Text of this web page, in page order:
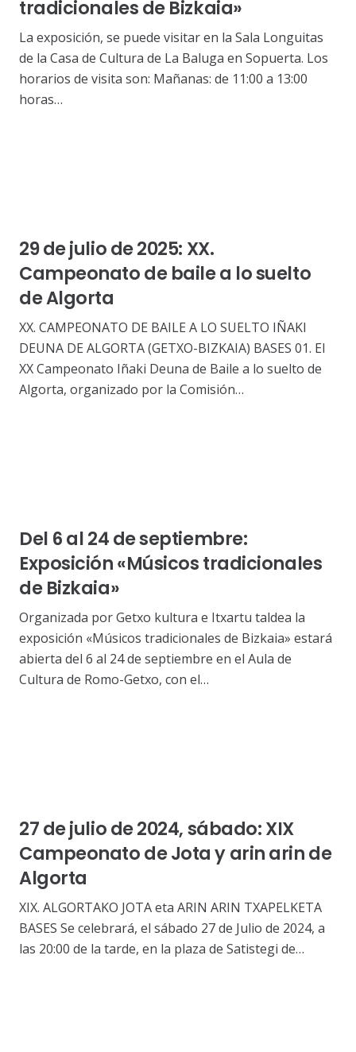
tradicionales de Bizkaia»
La exposición, se puede visitar en la Sala Longuitas
de la Casa de Cultura de La Baluga en Sopuerta. Los
horarios de visita son: Mañanas: de 11:00 a 13:00
horas…
29 de julio de 2025: XX.
Campeonato de baile a lo suelto
de Algorta
XX. CAMPEONATO DE BAILE A LO SUELTO IÑAKI
DEUNA DE ALGORTA (GETXO-BIZKAIA) BASES 01. El
XX Campeonato Iñaki Deuna de Baile a lo suelto de
Algorta, organizado por la Comisión…
Del 6 al 24 de septiembre:
Exposición «Músicos tradicionales
de Bizkaia»
Organizada por Getxo kultura e Itxartu taldea la
exposición «Músicos tradicionales de Bizkaia» estará
abierta del 6 al 24 de septiembre en el Aula de
Cultura de Romo-Getxo, con el…
27 de julio de 2024, sábado: XIX
Campeonato de Jota y arin arin de
Algorta
XIX. ALGORTAKO JOTA eta ARIN ARIN TXAPELKETA
BASES Se celebrará, el sábado 27 de Julio de 2024, a
las 20:00 de la tarde, en la plaza de Satistegi de…